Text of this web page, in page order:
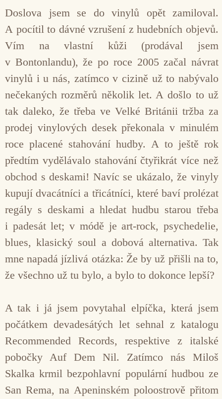
Doslova jsem se do vinylů opět zamiloval.
A pocítil to dávné vzrušení z hudebních objevů.
Vím na vlastní kůži (prodával jsem
v Bontonlandu), že po roce 2005 začal návrat
vinylů i u nás, zatímco v cizině už to nabývalo
nečekaných rozměrů několik let. A došlo to už
tak daleko, že třeba ve Velké Británii tržba za
prodej vinylových desek překonala v minulém
roce placené stahování hudby. A to ještě rok
předtím vydělávalo stahování čtyřikrát více než
obchod s deskami! Navíc se ukázalo, že vinyly
kupují dvacátníci a třicátníci, které baví prolézat
regály s deskami a hledat hudbu starou třeba
i padesát let; v módě je art-rock, psychedelie,
blues, klasický soul a dobová alternativa. Tak
mne napadá jízlivá otázka: Že by už přišli na to,
že všechno už tu bylo, a bylo to dokonce lepší?
A tak i já jsem povytahal elpíčka, která jsem
počátkem devadesátých let sehnal z katalogu
Recommended Records, respektive z italské
pobočky Auf Dem Nil. Zatímco nás Miloš
Skalka krmil bezpohlavní populární hudbou ze
San Rema, na Apeninském poloostrově přitom